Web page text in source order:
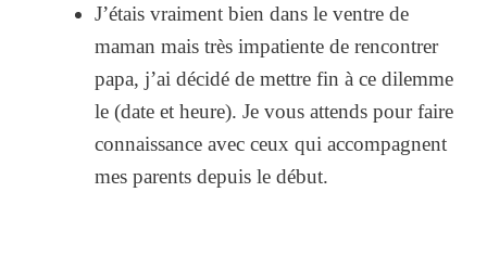
J’étais vraiment bien dans le ventre de
maman mais très impatiente de rencontrer
papa, j’ai décidé de mettre fin à ce dilemme
le (date et heure). Je vous attends pour faire
connaissance avec ceux qui accompagnent
mes parents depuis le début.